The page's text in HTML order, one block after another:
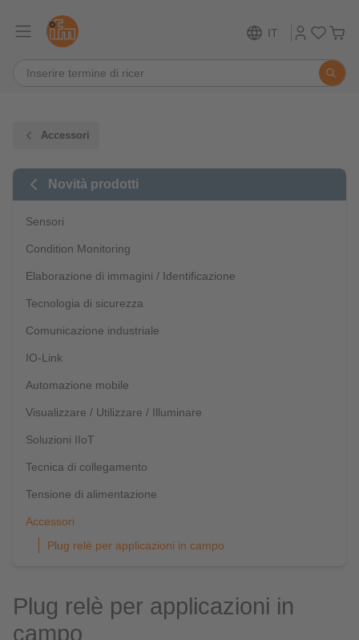
IT
Accessori
Novità prodotti
Sensori
Condition Monitoring
Elaborazione di immagini / Identificazione
Tecnologia di sicurezza
Comunicazione industriale
IO-Link
Automazione mobile
Visualizzare / Utilizzare / Illuminare
Soluzioni IIoT
Tecnica di collegamento
Tensione di alimentazione
Accessori
Plug relè per applicazioni in campo
Plug relè per applicazioni in
campo